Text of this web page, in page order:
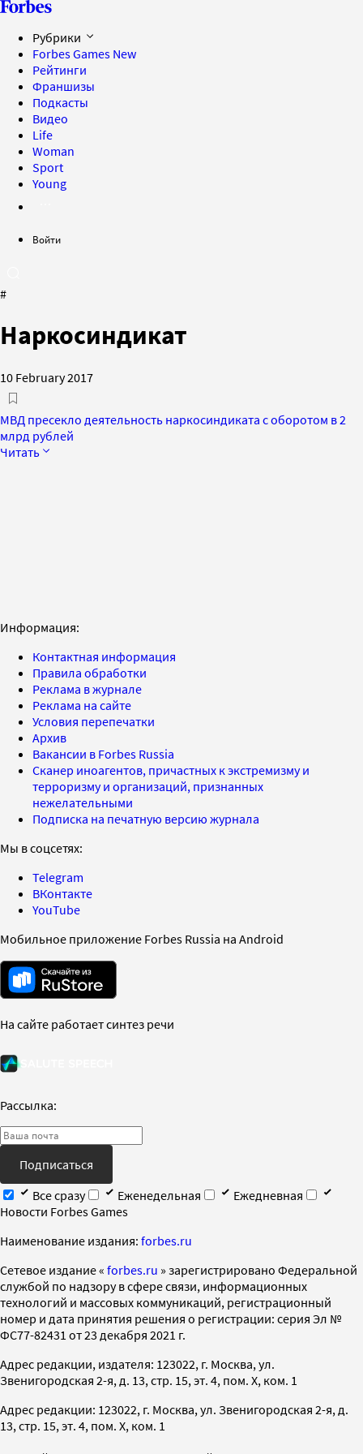
Рубрики
Forbes Games New
Рейтинги
Франшизы
Подкасты
Видео
Life
Woman
Sport
Young
Войти
#
Наркосиндикат
10 February 2017
МВД пресекло деятельность наркосиндиката с оборотом в 2
млрд рублей
Читать
Информация:
Контактная информация
Правила обработки
Реклама в журнале
Реклама на сайте
Условия перепечатки
Архив
Вакансии в Forbes Russia
Сканер иноагентов, причастных к экстремизму и
терроризму и организаций, признанных
нежелательными
Подписка на печатную версию журнала
Мы в соцсетях:
Telegram
ВКонтакте
YouTube
Мобильное приложение Forbes Russia на Android
На сайте работает синтез речи
Рассылка:
Подписаться
Все сразу
Еженедельная
Ежедневная
Новости Forbes Games
Наименование издания: forbes.ru
Cетевое издание « forbes.ru » зарегистрировано Федеральной
службой по надзору в сфере связи, информационных
технологий и массовых коммуникаций, регистрационный
номер и дата принятия решения о регистрации: серия Эл №
ФС77-82431 от 23 декабря 2021 г.
Адрес редакции, издателя: 123022, г. Москва, ул.
Звенигородская 2-я, д. 13, стр. 15, эт. 4, пом. X, ком. 1
Адрес редакции: 123022, г. Москва, ул. Звенигородская 2-я, д.
13, стр. 15, эт. 4, пом. X, ком. 1